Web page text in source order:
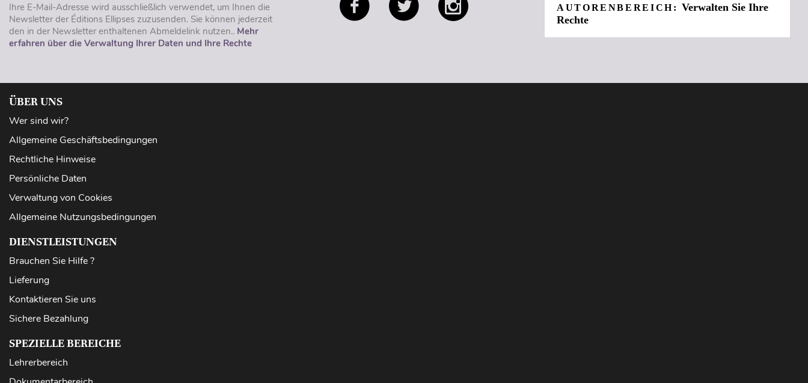
Ihre E-Mail-Adresse wird ausschließlich verwendet, um Ihnen die
Newsletter der Éditions Ellipses zuzusenden. Sie können jederzeit
den in der Newsletter enthaltenen Abmeldelink nutzen.. Mehr
erfahren über die Verwaltung Ihrer Daten und Ihre Rechte
AUTORENBEREICH:Verwalten Sie Ihre
Rechte
ÜBER UNS
Wer sind wir?
Allgemeine Geschäftsbedingungen
Rechtliche Hinweise
Persönliche Daten
Verwaltung von Cookies
Allgemeine Nutzungsbedingungen
DIENSTLEISTUNGEN
Brauchen Sie Hilfe ?
Lieferung
Kontaktieren Sie uns
Sichere Bezahlung
SPEZIELLE BEREICHE
Lehrerbereich